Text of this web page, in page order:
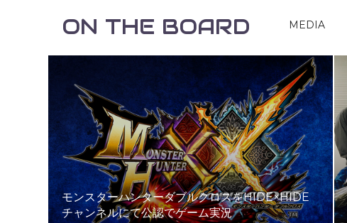
ON THE BOARD MEDIA
モンスターハンターダブルクロスをHIDE×HIDE
チャンネルにて公認でゲーム実況